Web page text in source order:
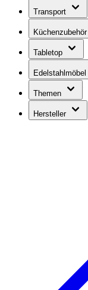
Transport
Küchenzubehör
Tabletop
Edelstahlmöbel
Themen
Hersteller